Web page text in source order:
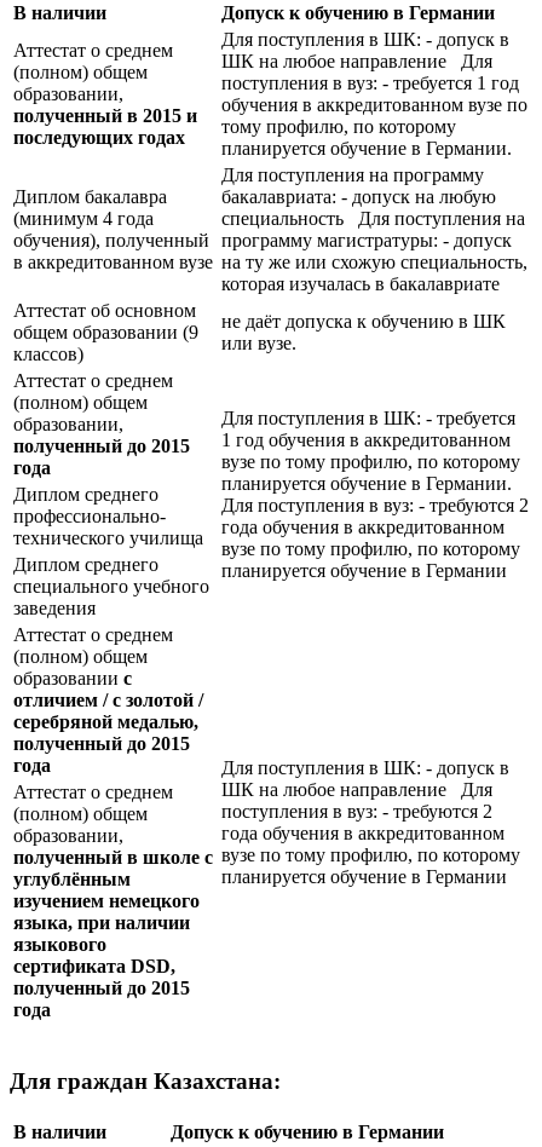
В наличии
Допуск к обучению в Германии
Аттестат о среднем
(полном) общем
образовании,
полученный в 2015 и
последующих годах
Для поступления в ШК: - допуск в
ШК на любое направление Для
поступления в вуз: - требуется 1 год
обучения в аккредитованном вузе по
тому профилю, по которому
планируется обучение в Германии.
Диплом бакалавра
(минимум 4 года
обучения), полученный
в аккредитованном вузе
Для поступления на программу
бакалавриата: - допуск на любую
специальность Для поступления на
программу магистратуры: - допуск
на ту же или схожую специальность,
которая изучалась в бакалавриате
Аттестат об основном
общем образовании (9
классов)
не даёт допуска к обучению в ШК
или вузе.
Аттестат о среднем
(полном) общем
образовании,
полученный до 2015
года
Для поступления в ШК: - требуется
1 год обучения в аккредитованном
вузе по тому профилю, по которому
планируется обучение в Германии.
Для поступления в вуз: - требуются 2
года обучения в аккредитованном
вузе по тому профилю, по которому
планируется обучение в Германии
Диплом среднего
профессионально-
технического училища
Диплом среднего
специального учебного
заведения
Аттестат о среднем
(полном) общем
образовании с
отличием / с золотой /
серебряной медалью,
полученный до 2015
года
Для поступления в ШК: - допуск в
ШК на любое направление Для
поступления в вуз: - требуются 2
года обучения в аккредитованном
вузе по тому профилю, по которому
планируется обучение в Германии
Аттестат о среднем
(полном) общем
образовании,
полученный в школе с
углублённым
изучением немецкого
языка, при наличии
языкового
сертификата DSD,
полученный до 2015
года
Для граждан Казахстана:
В наличии
Допуск к обучению в Германии